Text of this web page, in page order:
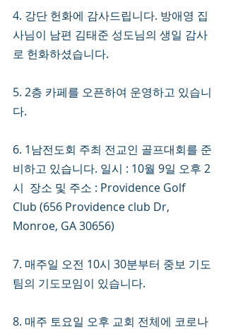
4. 강단 헌화에 감사드립니다. 방애영 집
사님이 남편 김태준 성도님의 생일 감사
로 헌화하셨습니다.
5. 2층 카페를 오픈하여 운영하고 있습니
다.
6. 1남전도회 주최 전교인 골프대회를 준
비하고 있습니다. 일시 : 10월 9일 오후 2
시  장소 및 주소 : Providence Golf
Club (656 Providence club Dr,
Monroe, GA 30656)
7. 매주일 오전 10시 30분부터 중보 기도
팀의 기도모임이 있습니다.
8. 매주 토요일 오후 교회 전체에 코로나